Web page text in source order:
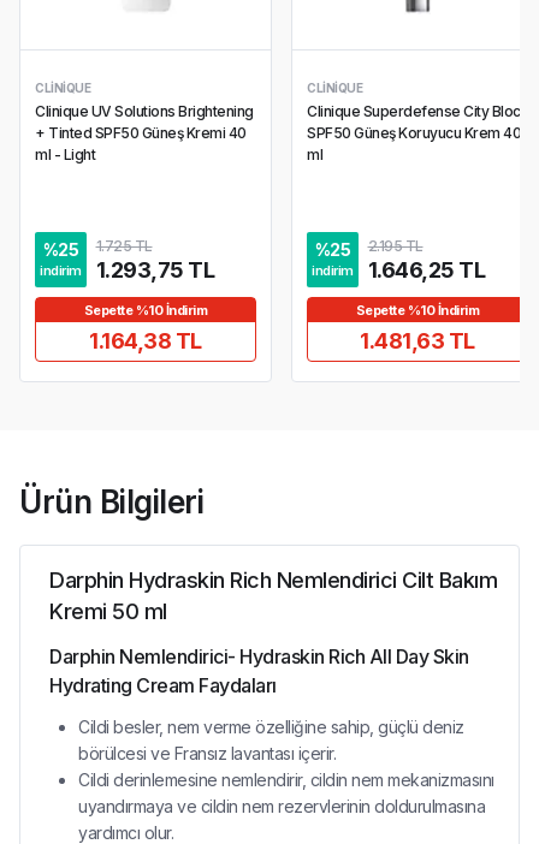
CLINIQUE
Clinique UV Solutions Brightening
+ Tinted SPF50 Güneş Kremi 40
ml - Light
%25
indirim
1.725 TL
1.293,75 TL
Sepette %10 İndirim
1.164,38 TL
CLINIQUE
Clinique Superdefense City Block
SPF50 Güneş Koruyucu Krem 40
ml
%25
indirim
2.195 TL
1.646,25 TL
Sepette %10 İndirim
1.481,63 TL
Ürün Bilgileri
Darphin Hydraskin Rich Nemlendirici Cilt Bakım
Kremi 50 ml
Darphin Nemlendirici- Hydraskin Rich All Day Skin
Hydrating Cream Faydaları
Cildi besler, nem verme özelliğine sahip, güçlü deniz
börülcesi ve Fransız lavantası içerir.
Cildi derinlemesine nemlendirir, cildin nem mekanizmasını
uyandırmaya ve cildin nem rezervlerinin doldurulmasına
yardımcı olur.